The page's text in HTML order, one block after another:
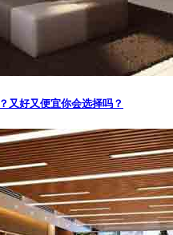
又好又便宜你会选择吗？